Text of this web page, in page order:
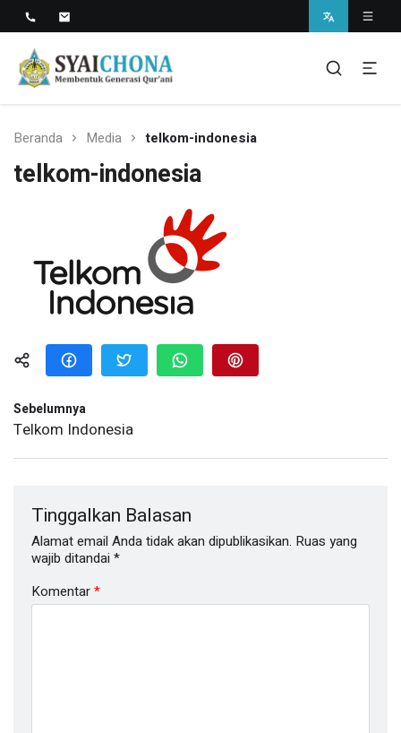
syaichona
Situs Resmi Pondok Pesantren Syaichona
Mohammad Cholil
Beranda Media telkom-indonesia
telkom-indonesia
Sebelumnya
Telkom Indonesia
Tinggalkan Balasan
Alamat email Anda tidak akan dipublikasikan. Ruas yang
wajib ditandai *
Komentar*